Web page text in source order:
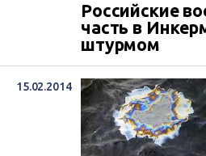
Российские
часть в
штурмом
15.02.2014